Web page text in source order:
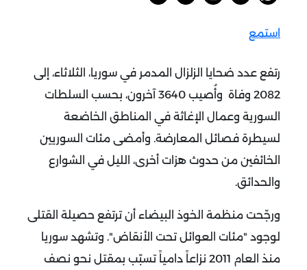
استمع
رتفع عدد ضحايا الزلزال المدمر في سوريا، الثلاثاء، إلى
2082 وفاة وأُصيب 3640 آخرون، بحسب السلطات
السورية وعمال الإغاثة في المناطق الخاضعة
لسيطرة فصائل المعارضة. وأمضى مئات السوريين
الخائفين من حدوث هزات أخرى، الليل في الشوارع
والحدائق.
ورجّحت منظمة الخوذ البيضاء أن ترتفع حصيلة القتلى
لوجود "مئات العوائل تحت الأنقاض". وتشهد سوريا
منذ العام 2011 نزاعاً دامياً تسبّب بمقتل نحو نصف